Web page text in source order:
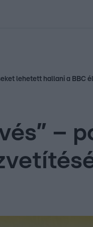
lehetett hallani a BBC
–